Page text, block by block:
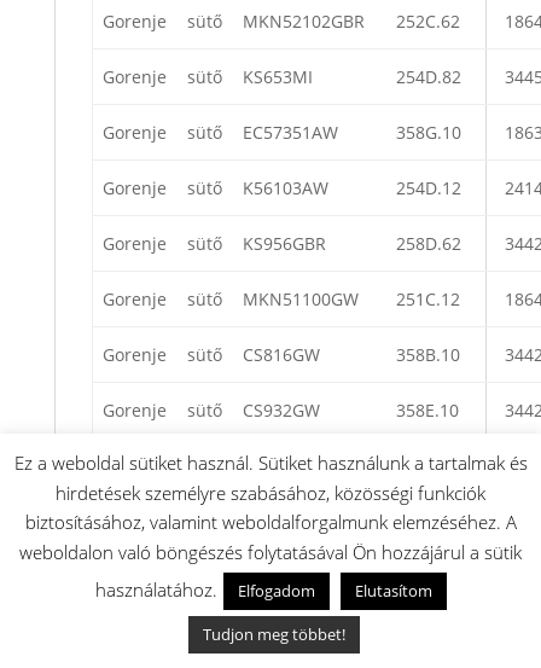
Gorenje sütő MKN52102GBR 252C.62
Gorenje sütő KS653MI 254D.82
Gorenje sütő EC57351AW 358G.10
Gorenje sütő K56103AW 254D.12
Gorenje sütő KS956GBR 258D.62
Gorenje sütő MKN51100GW 251C.12
Gorenje sütő CS816GW 358B.10
Gorenje sütő CS932GW 358E.10
Gorenje sütő CS937MW 358E.10
Gorenje sütő KN55225AW 256C.12
Gorenje CC700W 257D.12
sütő K52290IW1
Ez a weboldal sütiket használ. Sütiket használunk a tartalmak és
hirdetések személyre szabásához, közösségi funkciók
biztosításához, valamint weboldalforgalmunk elemzéséhez. A
weboldalon való böngészés folytatásával Ön hozzájárul a sütik
használatához.
Elfogadom
Elutasítom
Tudjon meg többet!